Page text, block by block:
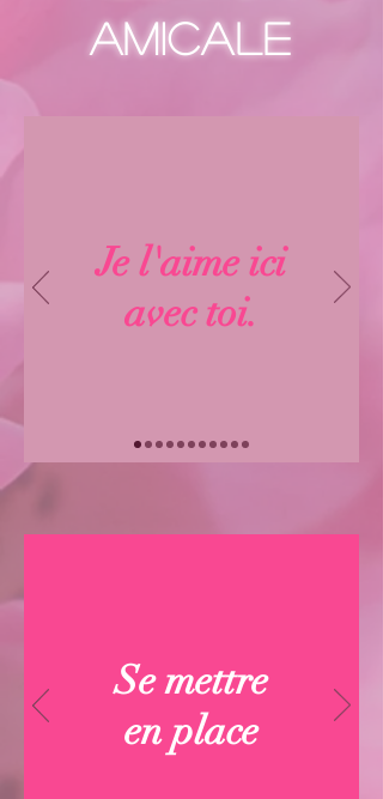
amicale
Je l'aime ici
avec toi.
Se mettre
en place